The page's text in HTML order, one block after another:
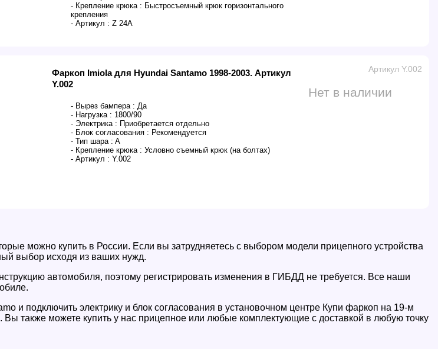
- Крепление крюка : Быстросъемный крюк горизонтального
крепления
- Артикул : Z 24A
Фаркоп Imiola для Hyundai Santamo 1998-2003. Артикул
Y.002
- Вырез бампера : Да
- Нагрузка : 1800/90
- Электрика : Приобретается отдельно
- Блок согласования : Рекомендуется
- Тип шара : A
- Крепление крюка : Условно съемный крюк (на болтах)
- Артикул : Y.002
Артикул Y.002
Нет в наличии
можно купить в России. Если вы затрудняетесь с выбором модели прицепного устройства
выбор исходя из ваших нужд.
автомобиля, поэтому регистрировать изменения в ГИБДД не требуется. Все наши
и подключить электрику и блок согласования в установочном центре Купи фаркоп на 19-м
также можете купить у нас прицепное или любые комплектующие с доставкой в любую точку